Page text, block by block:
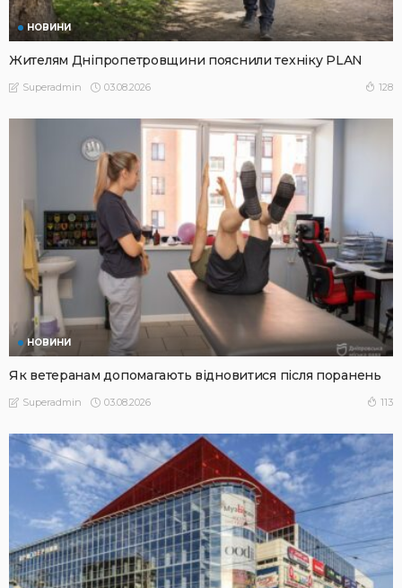
НОВИНИ
Жителям Дніпропетровщини пояснили техніку PLAN
Superadmin 03.08.2026 128
НОВИНИ
Як ветеранам допомагають відновитися після поранень
Superadmin 03.08.2026 113